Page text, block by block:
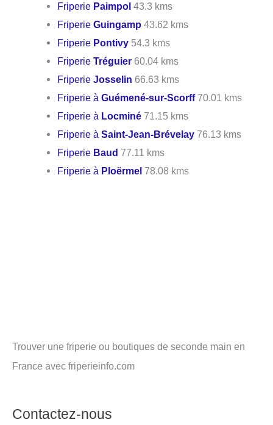
Friperie Paimpol 43.3 kms
FriperieGuingamp 43.62 kms
Friperie Pontivy 54.3 kms
FriperieTréguier 60.04 kms
FriperieJosselin 66.63 kms
Friperie àGuémené-sur-Scorff70.01 kms
Friperie à Locminé 71.15 kms
Friperie àSaint-Jean-Brévelay 76.13 kms
Friperie Baud 77.11 kms
Friperie à Ploërmel 78.08 kms
Trouver une friperie ou boutiques de seconde main en
France avec friperieinfo.com
Contactez-nous